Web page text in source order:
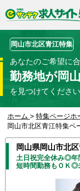
岡山市北区青江特集
あなたのご希望に
勤務地が岡
を見つけてください
ホーム > 特集ページホ
岡山市北区青江特集ペ
岡山県岡山市北
土日祝完全休み◎
短時間勤務もＯＫ